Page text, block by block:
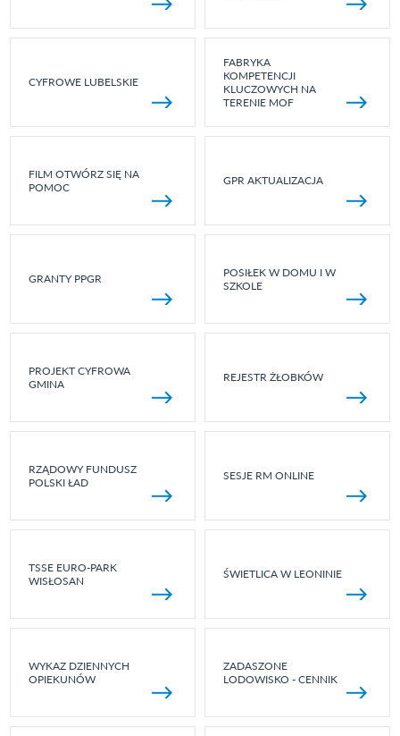
CYFROWE LUBELSKIE
FABRYKA
KOMPETENCJI
KLUCZOWYCH NA
TERENIE MOF
FILM OTWÓRZ SIĘ NA
POMOC
GPR AKTUALIZACJA
GRANTY PPGR
POSIŁEK W DOMU I W
SZKOLE
PROJEKT CYFROWA
GMINA
REJESTR ŻŁOBKÓW
RZĄDOWY FUNDUSZ
POLSKI ŁAD
SESJE RM ONLINE
TSSE EURO-PARK
WISŁOSAN
ŚWIETLICA W LEONINIE
WYKAZ DZIENNYCH
OPIEKUNÓW
ZADASZONE
LODOWISKO - CENNIK